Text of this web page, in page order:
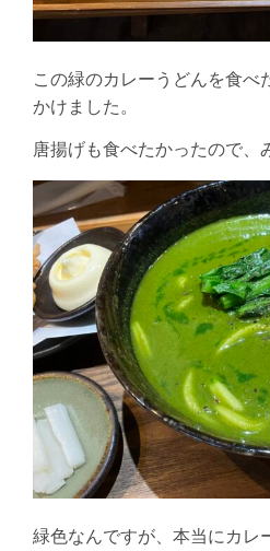
この緑のカレーうどんを食べ
かけました。
唐揚げも食べたかったので、
緑色なんですが、本当にカレ